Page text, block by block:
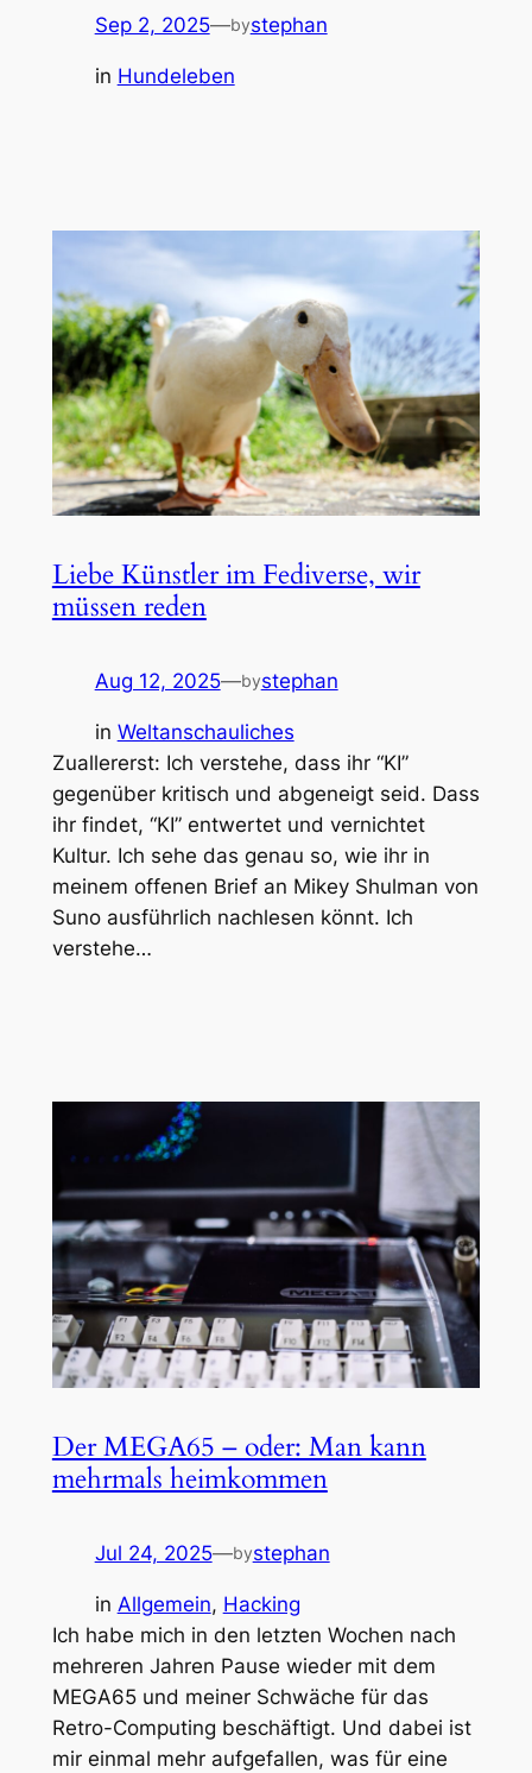
Sep 2, 2025—bystephan
in Hundeleben
Liebe Künstler im Fediverse, wir
müssen reden
Aug 12, 2025—bystephan
in Weltanschauliches
Zuallererst: Ich verstehe, dass ihr “KI”
gegenüber kritisch und abgeneigt seid. Dass
ihr findet, “KI” entwertet und vernichtet
Kultur. Ich sehe das genau so, wie ihr in
meinem offenen Brief an Mikey Shulman von
Suno ausführlich nachlesen könnt. Ich
verstehe…
Der MEGA65 – oder: Man kann
mehrmals heimkommen
Jul 24, 2025—bystephan
in Allgemein, Hacking
Ich habe mich in den letzten Wochen nach
mehreren Jahren Pause wieder mit dem
MEGA65 und meiner Schwäche für das
Retro-Computing beschäftigt. Und dabei ist
mir einmal mehr aufgefallen, was für eine